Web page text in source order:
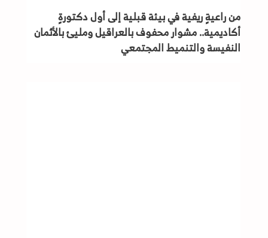
من راعيةٍ ريفية في بيئة قبلية إلى أول دكتورةٍ
أكاديمية.. مشوار محفوف بالعراقيل ومليئ بالأثمان
النفيسة والتنميط المجتمعي